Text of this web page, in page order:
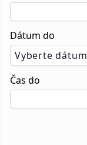
Dátum do
Vyberte dátum
Čas do